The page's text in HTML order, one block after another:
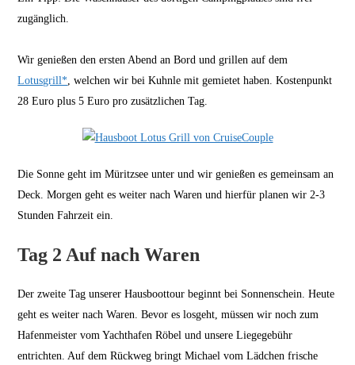
zugänglich.
Wir genießen den ersten Abend an Bord und grillen auf dem
Lotusgrill*, welchen wir bei Kuhnle mit gemietet haben. Kostenpunkt
28 Euro plus 5 Euro pro zusätzlichen Tag.
Die Sonne geht im Müritzsee unter und wir genießen es gemeinsam an
Deck. Morgen geht es weiter nach Waren und hierfür planen wir 2-3
Stunden Fahrzeit ein.
Tag 2 Auf nach Waren
Der zweite Tag unserer Hausboottour beginnt bei Sonnenschein. Heute
geht es weiter nach Waren. Bevor es losgeht, müssen wir noch zum
Hafenmeister vom Yachthafen Röbel und unsere Liegegebühr
entrichten. Auf dem Rückweg bringt Michael vom Lädchen frische